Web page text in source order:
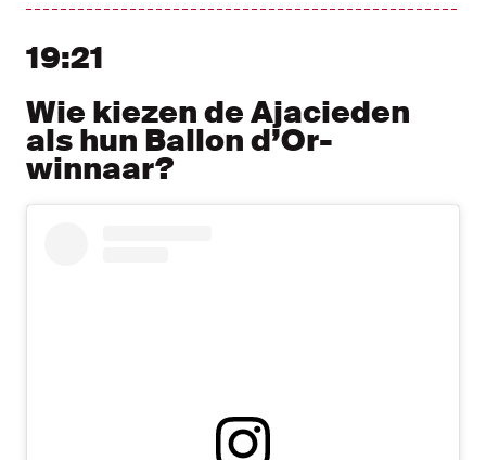
19:21
Wie kiezen de Ajacieden
als hun Ballon d’Or-
winnaar?